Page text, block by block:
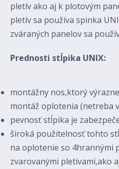
pletív ako aj k plotovým
pletív sa používa spinka
zváraných panelov sa
Prednosti stĺpika UNIX:
montážny nos,ktorý
montáž oplotenia (netreba
pevnosť stĺpika je
široká použitelnosť tohto
na oplotenie so 4hrannými
zvarovanými pletivami,ako